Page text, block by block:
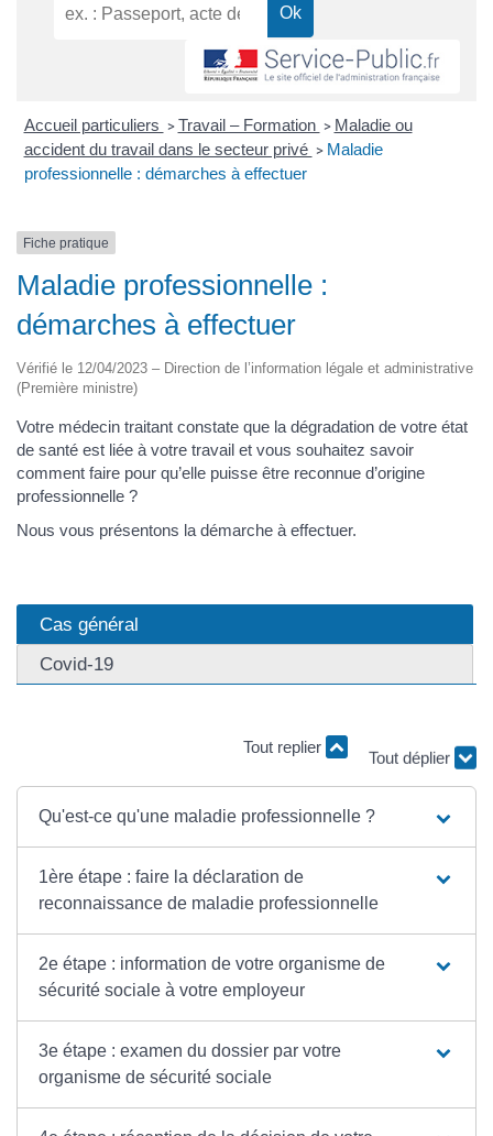
Accueil particuliers > Travail – Formation > Maladie ou
accident du travail dans le secteur privé > Maladie
professionnelle : démarches à effectuer
Fiche pratique
Maladie professionnelle :
démarches à effectuer
Vérifié le 12/04/2023 – Direction de l’information légale et administrative
(Première ministre)
Votre médecin traitant constate que la dégradation de votre état
de santé est liée à votre travail et vous souhaitez savoir
comment faire pour qu’elle puisse être reconnue d’origine
professionnelle ?
Nous vous présentons la démarche à effectuer.
Cas général
Covid-19
Tout replier Tout déplier
Qu'est-ce qu'une maladie professionnelle ?
1ère étape : faire la déclaration de
reconnaissance de maladie professionnelle
2e étape : information de votre organisme de
sécurité sociale à votre employeur
3e étape : examen du dossier par votre
organisme de sécurité sociale